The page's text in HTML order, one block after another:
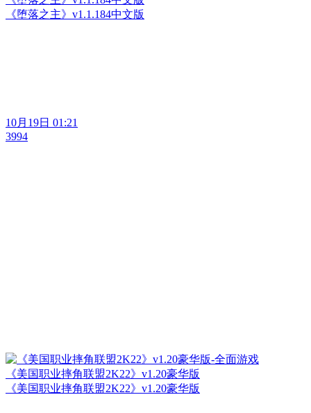
《堕落之主》v1.1.184中文版
10月19日 01:21
3994
《美国职业摔角联盟2K22》v1.20豪华版
《美国职业摔角联盟2K22》v1.20豪华版